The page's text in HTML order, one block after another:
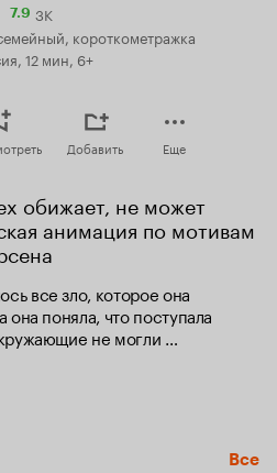
7.9Рейтинг
Кинопоиска
3K
короткометражка
12 мин, 6+
Добавить Еще
обижает, не может
анимация по мотивам
все зло, которое она
она поняла, что поступала
не могли
девочку.
Все